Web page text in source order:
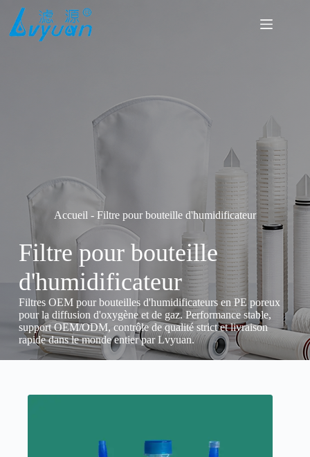
Passer
contenu
Accueil - Filtre pour bouteille d'humidificateur
Filtre pour bouteille
d'humidificateur
Filtres OEM pour bouteilles d'humidificateurs en PE poreux
pour la diffusion d'oxygène et de gaz. Performance stable,
support OEM/ODM, contrôle de qualité strict et livraison
rapide dans le monde entier par Lvyuan.